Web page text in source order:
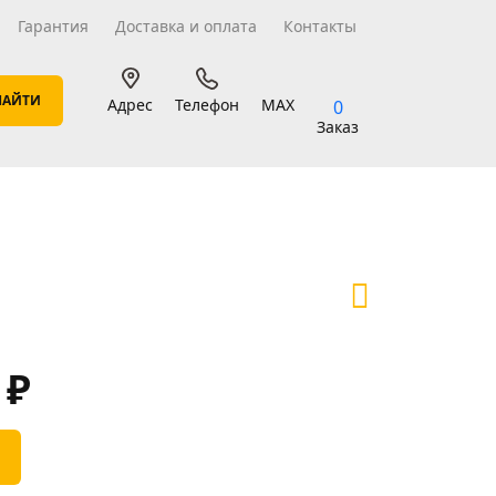
Гарантия Доставка и оплата Контакты
Адрес Телефон MAX 0
Заказ
₽